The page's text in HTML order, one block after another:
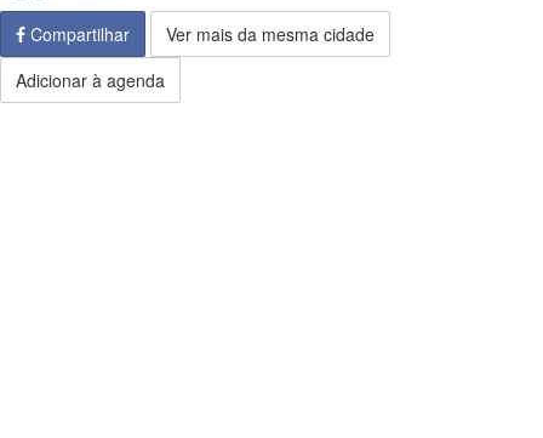
Compartilhar
Ver mais da mesma cidade
Adicionar à agenda